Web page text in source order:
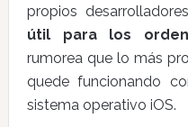
propios
útil para los
rumorea que lo más
quede funcionando
sistema operativo iOS.